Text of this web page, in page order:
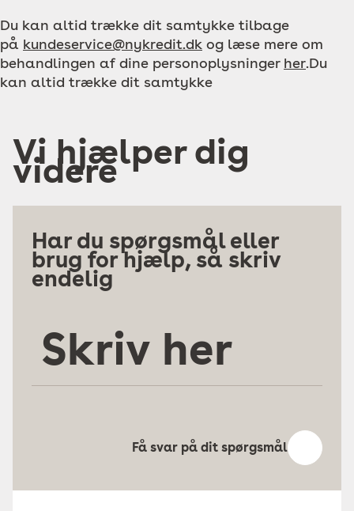
Du kan altid trække dit samtykke tilbage
på kundeservice@nykredit.dk og læse mere om
behandlingen af dine personoplysninger her.Du
kan altid trække dit samtykke
Vi hjælper dig
videre
Har du spørgsmål eller
brug for hjælp, så skriv
endelig
her
Få svar på dit spørgsmål